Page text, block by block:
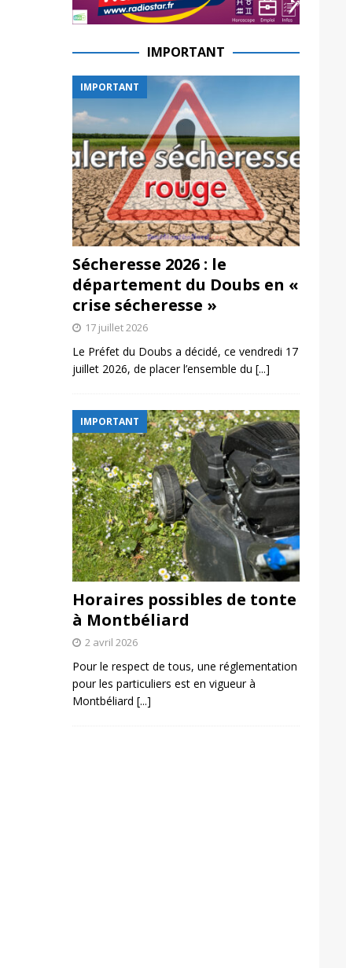
IMPORTANT
IMPORTANT
Sécheresse 2026 : le
département du Doubs en «
crise sécheresse »
17 juillet 2026
Le Préfet du Doubs a décidé, ce vendredi 17
juillet 2026, de placer l’ensemble du [...]
IMPORTANT
Horaires possibles de tonte
à Montbéliard
2 avril 2026
Pour le respect de tous, une réglementation
pour les particuliers est en vigueur à
Montbéliard [...]